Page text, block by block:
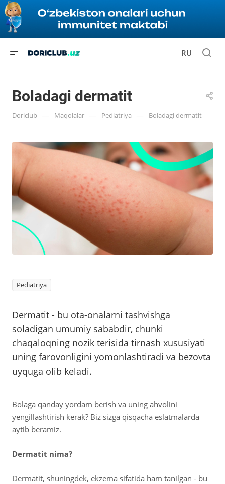
RU
Boladagi dermatit
Doriclub — Maqolalar — Pediatriya — Boladagi dermatit
Pediatriya
Dermatit - bu ota-onalarni tashvishga
soladigan umumiy sababdir, chunki
chaqaloqning nozik terisida tirnash xususiyati
uning farovonligini yomonlashtiradi va bezovta
uyquga olib keladi.
Bolaga qanday yordam berish va uning ahvolini
yengillashtirish kerak? Biz sizga qisqacha eslatmalarda
aytib beramiz.
Dermatit nima?
Dermatit, shuningdek, ekzema sifatida ham tanilgan - bu